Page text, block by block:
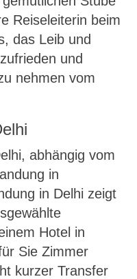
Reiseleiterin beim
das Leib und
und
nehmen vom
abhängig vom
in
in Delhi zeigt
Hotel in
Sie Zimmer
kurzer Transfer